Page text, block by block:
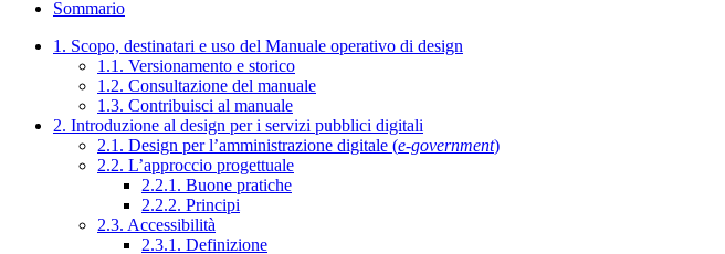
Sommario
1. Scopo, destinatari e uso del Manuale operativo di design
1.1. Versionamento e storico
1.2. Consultazione del manuale
1.3. Contribuisci al manuale
2. Introduzione al design per i servizi pubblici digitali
2.1. Design per l’amministrazione digitale (e-government)
2.2. L’approccio progettuale
2.2.1. Buone pratiche
2.2.2. Principi
2.3. Accessibilità
2.3.1. Definizione